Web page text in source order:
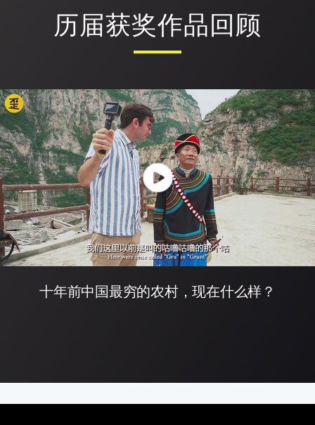
历届获奖作品回顾
十年前中国最穷的农村，现在什么样？